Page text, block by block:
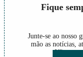
Fique
Junte-se ao nosso
mão as notícias,
Não